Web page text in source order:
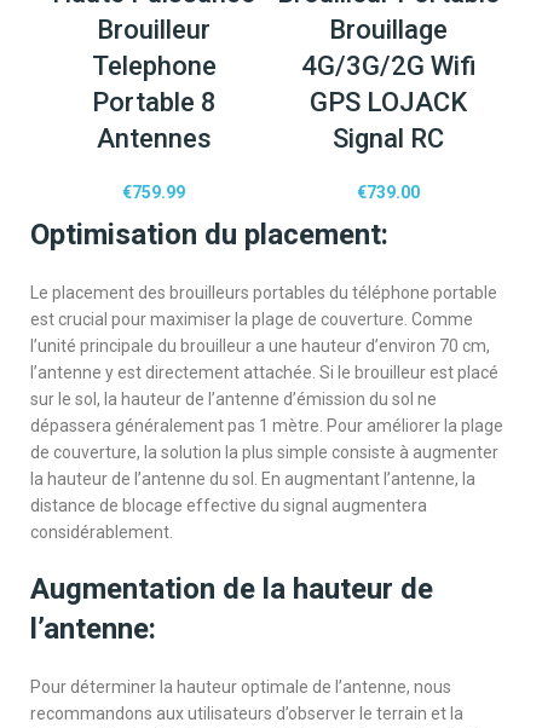
Brouilleur
Telephone
Portable 8
Antennes
€759.99
Brouillage
4G/3G/2G Wifi
GPS LOJACK
Signal RC
€739.00
Optimisation du placement:
Le placement des brouilleurs portables du téléphone portable
est crucial pour maximiser la plage de couverture. Comme
l’unité principale du brouilleur a une hauteur d’environ 70 cm,
l’antenne y est directement attachée. Si le brouilleur est placé
sur le sol, la hauteur de l’antenne d’émission du sol ne
dépassera généralement pas 1 mètre. Pour améliorer la plage
de couverture, la solution la plus simple consiste à augmenter
la hauteur de l’antenne du sol. En augmentant l’antenne, la
distance de blocage effective du signal augmentera
considérablement.
Augmentation de la hauteur de
l’antenne:
Pour déterminer la hauteur optimale de l’antenne, nous
recommandons aux utilisateurs d’observer le terrain et la